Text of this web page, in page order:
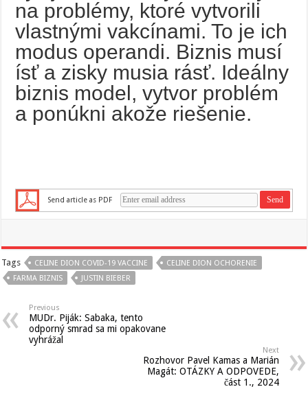
na problémy, ktoré vytvorili
vlastnými vakcínami. To je ich
modus operandi. Biznis musí
ísť a zisky musia rásť. Ideálny
biznis model, vytvor problém
a ponúkni akože riešenie.
Send article as PDF
Tags CELINE DION COVID-19 VACCINE
CELINE DION OCHORENIE
FARMA BIZNIS
JUSTIN BIEBER
Previous
MUDr. Piják: Sabaka, tento
odporný smrad sa mi opakovane
vyhrážal
Next
Rozhovor Pavel Kamas a Marián
Magát: OTÁZKY A ODPOVEDE,
část 1., 2024